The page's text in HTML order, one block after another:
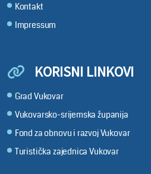
Kontakt
Impressum
KORISNI LINKOVI
Grad Vukovar
Vukovarsko-srijemska županija
Fond za obnovu i razvoj Vukovar
Turistička zajednica Vukovar